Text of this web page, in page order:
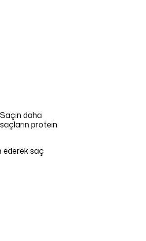
daha
protein
ederek saç
Şans Çarkı ! 🍀
Çevir👇 Sende Kazan ✨